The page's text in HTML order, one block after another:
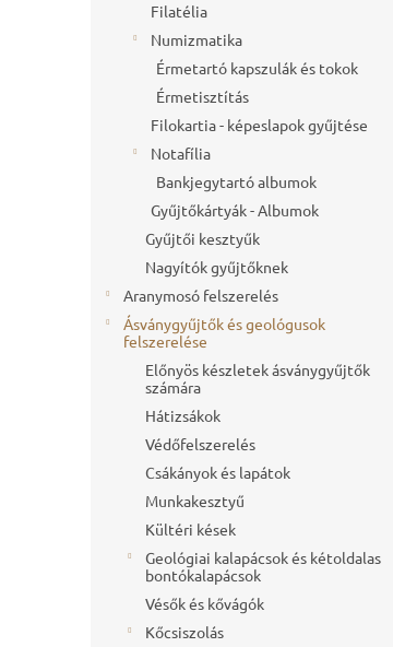
Filatélia
Numizmatika
Érmetartó kapszulák és tokok
Érmetisztítás
Filokartia - képeslapok gyűjtése
Notafília
Bankjegytartó albumok
Gyűjtőkártyák - Albumok
Gyűjtői kesztyűk
Nagyítók gyűjtőknek
Aranymosó felszerelés
Ásványgyűjtők és geológusok
felszerelése
Előnyös készletek ásványgyűjtők
számára
Hátizsákok
Védőfelszerelés
Csákányok és lapátok
Munkakesztyű
Kültéri kések
Geológiai kalapácsok és kétoldalas
bontókalapácsok
Vésők és kővágók
Kőcsiszolás